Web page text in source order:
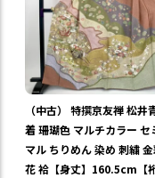
（中古） 特撰京友禅 松井
着 珊瑚色 マルチカラー セ
マル ちりめん 染め 刺繍
花 袷【身丈】160.5cm【裄